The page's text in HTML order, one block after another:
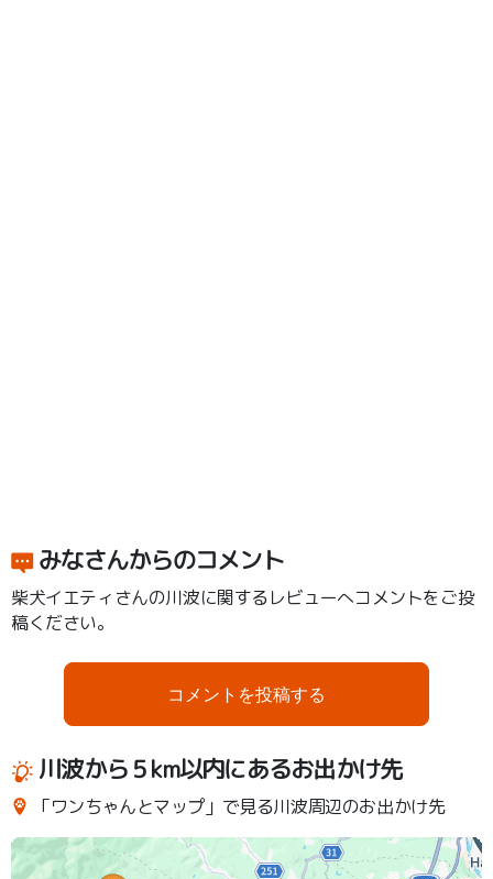
みなさんからのコメント
柴犬イエティさんの川波に関するレビューへコメントをご投
稿ください。
コメントを投稿する
川波から５km以内にあるお出かけ先
「ワンちゃんとマップ」で見る川波周辺のお出かけ先